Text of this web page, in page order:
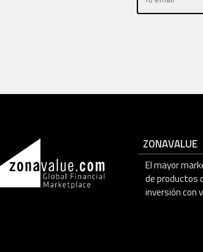
ZONAVALUE
El mayor
de productos
inversión con